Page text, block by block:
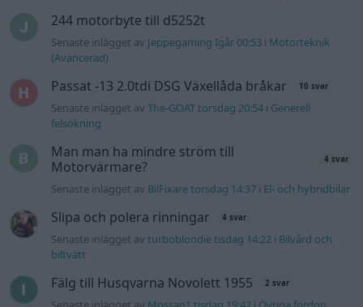
244 motorbyte till d5252t
Senaste inlägget av Jeppegaming Igår 00:53 i Motorteknik
(Avancerad)
Passat -13 2.0tdi DSG Växellåda bråkar 10 svar
Senaste inlägget avThe-GOAT torsdag 20:54 i Generell
felsökning
Man man ha mindre ström till
Motorvärmare?
4 svar
Senaste inlägget av BilFixare torsdag 14:37 i El- och hybridbilar
Slipa och polera rinningar 4 svar
Senaste inlägget avturboblondie tisdag 14:22 i Bilvård och
biltvätt
Fälg till Husqvarna Novolett 1955 2 svar